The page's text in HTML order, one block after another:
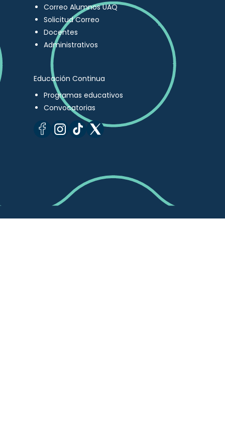
Correo Alumnos UAQ
Solicitud Correo
Docentes
Administrativos
Educación Continua
Programas educativos
Convocatorias